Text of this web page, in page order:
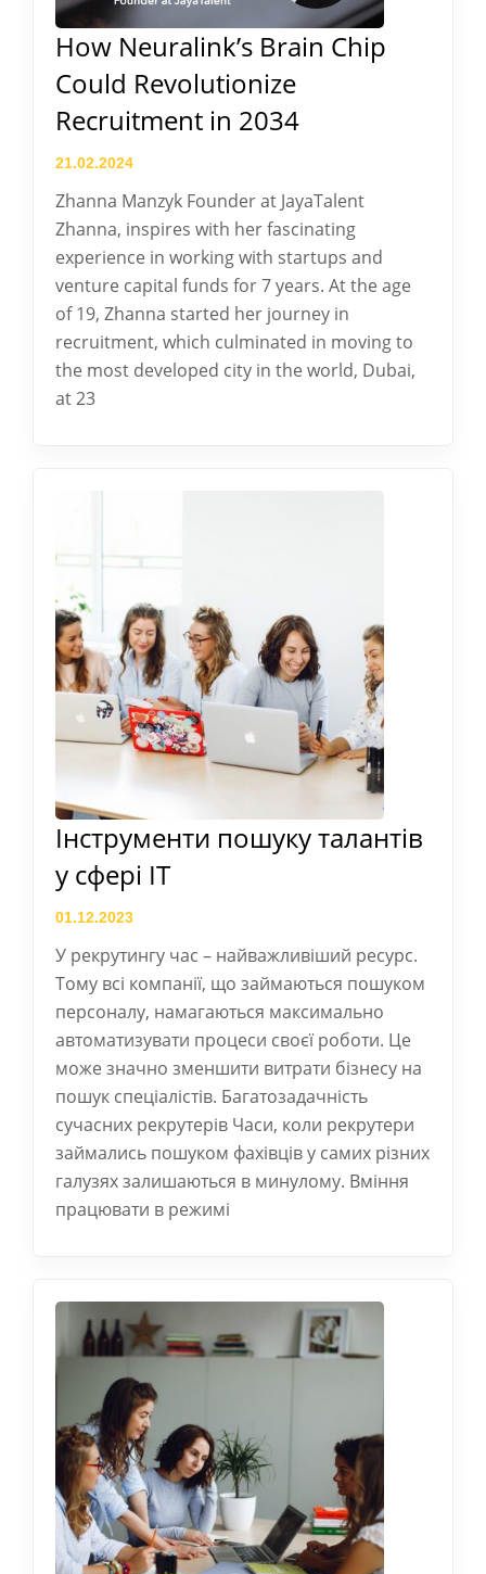
How Neuralink’s Brain Chip
Could Revolutionize
Recruitment in 2034
21.02.2024
Zhanna Manzyk Founder at JayaTalent
Zhanna, inspires with her fascinating
experience in working with startups and
venture capital funds for 7 years. At the age
of 19, Zhanna started her journey in
recruitment, which culminated in moving to
the most developed city in the world, Dubai,
at 23
Інструменти пошуку талантів
у сфері IT
01.12.2023
У рекрутингу час – найважливіший ресурс.
Тому всі компанії, що займаються пошуком
персоналу, намагаються максимально
автоматизувати процеси своєї роботи. Це
може значно зменшити витрати бізнесу на
пошук спеціалістів. Багатозадачність
сучасних рекрутерів Часи, коли рекрутери
займались пошуком фахівців у самих різних
галузях залишаються в минулому. Вміння
працювати в режимі